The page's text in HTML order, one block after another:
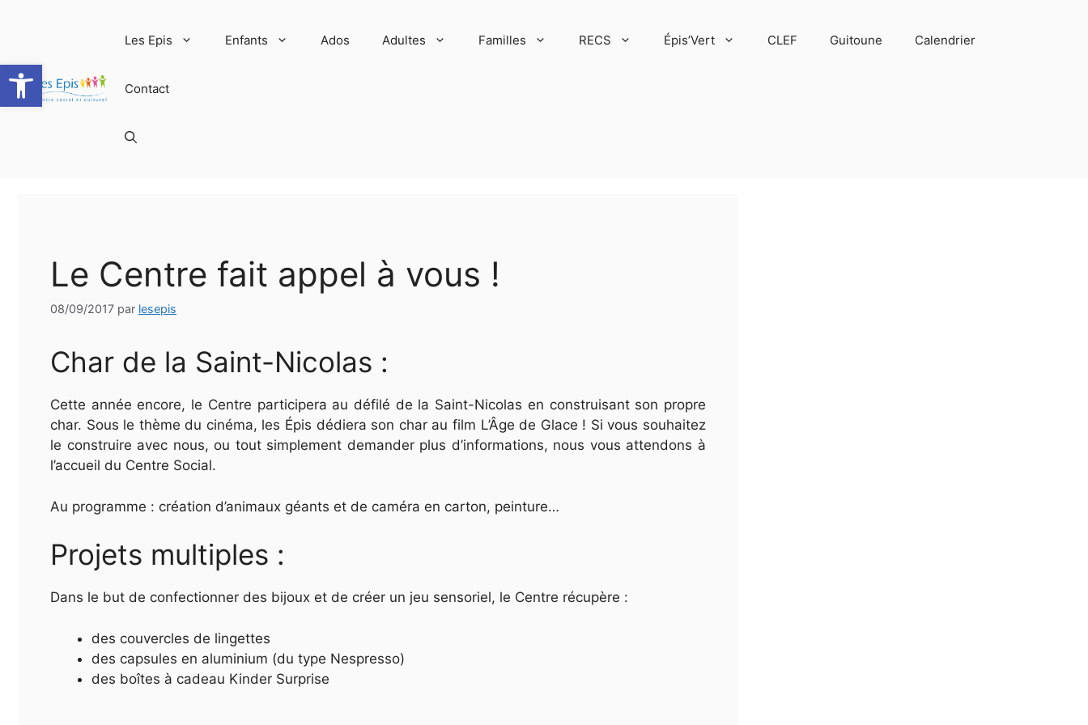
Ouvrir la barre d’outils
Les Epis Enfants Ados Adultes Familles RECS Épis’Vert CLEF Guitoune Calendrier
Contact
Le Centre fait appel à vous !
08/09/2017 par lesepis
Char de la Saint-Nicolas :
Cette année encore, le Centre participera au défilé de la Saint-Nicolas en construisant son propre
char. Sous le thème du cinéma, les Épis dédiera son char au film L’Âge de Glace ! Si vous souhaitez
le construire avec nous, ou tout simplement demander plus d’informations, nous vous attendons à
l’accueil du Centre Social.
Au programme : création d’animaux géants et de caméra en carton, peinture…
Projets multiples :
Dans le but de confectionner des bijoux et de créer un jeu sensoriel, le Centre récupère :
des couvercles de lingettes
des capsules en aluminium (du type Nespresso)
des boîtes à cadeau Kinder Surprise